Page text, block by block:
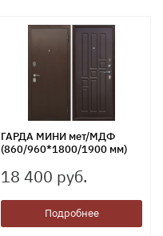
ГАРДА МИНИ мет/МДФ
(860/960*1800/1900 мм)
18 400 руб.
Подробнее